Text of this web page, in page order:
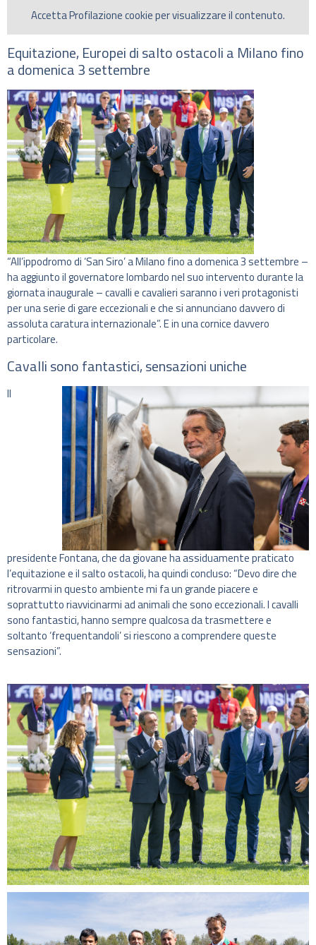
AccettaProfilazionecookie per visualizzare il contenuto.
Equitazione, Europei di salto ostacoli a Milano fino
a domenica 3 settembre
“All’ippodromo di ‘San Siro’ a Milano fino a domenica 3 settembre –
ha aggiunto il governatore lombardo nel suo intervento durante la
giornata inaugurale – cavalli e cavalieri saranno i veri protagonisti
per una serie di gare eccezionali e che si annunciano davvero di
assoluta caratura internazionale”. E in una cornice davvero
particolare.
Cavalli sono fantastici, sensazioni uniche
Il
presidente Fontana, che da giovane ha assiduamente praticato
l’equitazione e il salto ostacoli, ha quindi concluso: “Devo dire che
ritrovarmi in questo ambiente mi fa un grande piacere e
soprattutto riavvicinarmi ad animali che sono eccezionali. I cavalli
sono fantastici, hanno sempre qualcosa da trasmettere e
soltanto ‘frequentandoli’ si riescono a comprendere queste
sensazioni”.